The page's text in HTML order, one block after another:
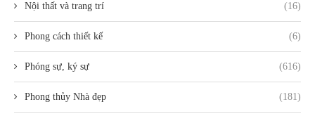
Nội thất và trang trí (16)
Phong cách thiết kế (6)
Phóng sự, ký sự (616)
Phong thủy Nhà đẹp (181)